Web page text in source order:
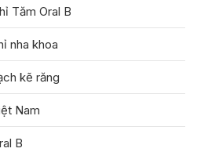
Tăm Oral B
nha khoa
kẽ răng
Nam
B